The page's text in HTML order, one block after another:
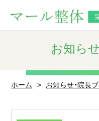
お知ら
ホーム お知らせ・院長